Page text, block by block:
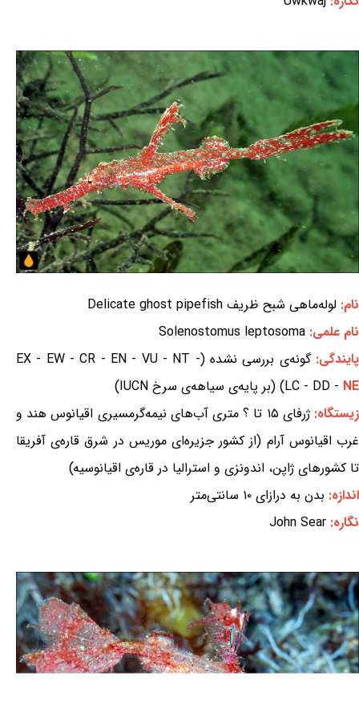
نام: لوله‌ماهی شبح ظریف Delicate ghost pipefish
نام علمی: Solenostomus leptosoma
پایندگی:
گونه‌ی بررسی نشده (EX - EW - CR - EN - VU - NT -
LC - DD - NE
) (بر پایه‌ی سیاهه‌ی سرخ IUCN)
زیستگاه:
ژرفای ۱۵ تا ؟ متری آب‌های نیمه‌گرمسیری اقیانوس هند و
غرب اقیانوس آرام (از کشور جزیره‌ای موریس در شرق قاره‌ی آفریقا
تا کشورهای ژاپن، اندونزی و استرالیا در قاره‌ی اقیانوسیه)
اندازه: بدن به درازای ۱۰ سانتی‌متر
نگاره: John Sear